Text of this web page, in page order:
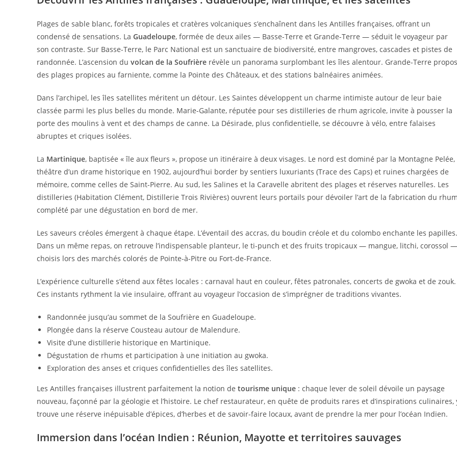
Plages de sable blanc, forêts tropicales et cratères volcaniques s’enchaînent dans les Antilles françaises, offrant un
condensé de sensations. La Guadeloupe, formée de deux ailes — Basse-Terre et Grande-Terre — séduit le voyageur par
son contraste. Sur Basse-Terre, le Parc National est un sanctuaire de biodiversité, entre mangroves, cascades et pistes de
randonnée. L’ascension du volcan de la Soufrière révèle un panorama surplombant les îles alentour. Grande-Terre
des plages propices au farniente, comme la Pointe des Châteaux, et des stations balnéaires animées.
Dans l’archipel, les îles satellites méritent un détour. Les Saintes développent un charme intimiste autour de leur baie
classée parmi les plus belles du monde. Marie-Galante, réputée pour ses distilleries de rhum agricole, invite à pousser la
porte des moulins à vent et des champs de canne. La Désirade, plus confidentielle, se découvre à vélo, entre falaises
abruptes et criques isolées.
La Martinique, baptisée « île aux fleurs », propose un itinéraire à deux visages. Le nord est dominé par la Montagne Pelée,
théâtre d’un drame historique en 1902, aujourd’hui border by sentiers luxuriants (Trace des Caps) et ruines chargées de
mémoire, comme celles de Saint-Pierre. Au sud, les Salines et la Caravelle abritent des plages et réserves naturelles. Les
distilleries (Habitation Clément, Distillerie Trois Rivières) ouvrent leurs portails pour dévoiler l’art de la fabrication du
complété par une dégustation en bord de mer.
Les saveurs créoles émergent à chaque étape. L’éventail des accras, du boudin créole et du colombo enchante les papilles.
Dans un même repas, on retrouve l’indispensable planteur, le ti-punch et des fruits tropicaux — mangue, litchi, corossol —
choisis lors des marchés colorés de Pointe-à-Pitre ou Fort-de-France.
L’expérience culturelle s’étend aux fêtes locales : carnaval haut en couleur, fêtes patronales, concerts de gwoka et de zouk.
Ces instants rythment la vie insulaire, offrant au voyageur l’occasion de s’imprégner de traditions vivantes.
Randonnée jusqu’au sommet de la Soufrière en Guadeloupe.
Plongée dans la réserve Cousteau autour de Malendure.
Visite d’une distillerie historique en Martinique.
Dégustation de rhums et participation à une initiation au gwoka.
Exploration des anses et criques confidentielles des îles satellites.
Les Antilles françaises illustrent parfaitement la notion de tourisme unique : chaque lever de soleil dévoile un paysage
nouveau, façonné par la géologie et l’histoire. Le chef restaurateur, en quête de produits rares et d’inspirations culinaires,
trouve une réserve inépuisable d’épices, d’herbes et de savoir-faire locaux, avant de prendre la mer pour l’océan Indien.
Immersion dans l’océan Indien : Réunion, Mayotte et territoires sauvages